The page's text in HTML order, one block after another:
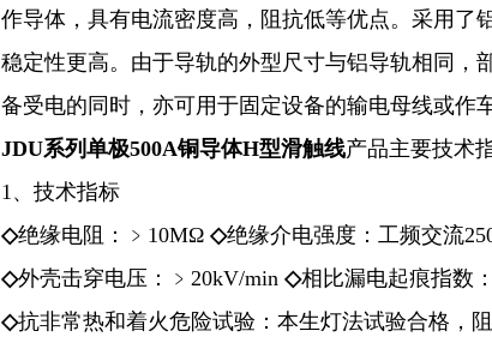
作导体，具有电流密度高，阻抗低等优点。采用了
稳定性更高。由于导轨的外型尺寸与铝导轨相同，
备受电的同时，亦可用于固定设备的输电母线或作
JDU系列单极500A铜导体H型滑触线产品主要技术
1、技术指标
◇绝缘电阻：﹥10MΩ ◇绝缘介电强度：工频交流
◇外壳击穿电压：﹥20kV/min ◇相比漏电起痕指数
◇抗非常热和着火危险试验：本生灯法试验合格，